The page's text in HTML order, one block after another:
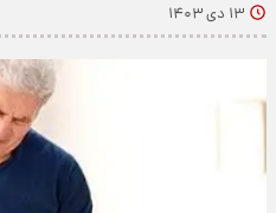
۱۳ دی ۱۴۰۳